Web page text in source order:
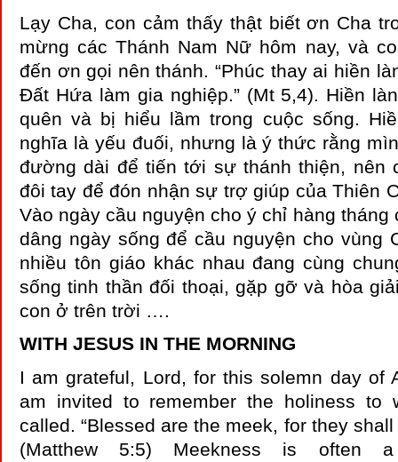
Lạy Cha, con cảm thấy thật biết ơn Cha
mừng các Thánh Nam Nữ hôm nay, và
đến ơn gọi nên thánh. “Phúc thay ai hiền
Đất Hứa làm gia nghiệp.” (Mt 5,4). Hiền
quên và bị hiểu lầm trong cuộc sống.
nghĩa là yếu đuối, nhưng là ý thức rằng
đường dài để tiến tới sự thánh thiện, nên
đôi tay để đón nhận sự trợ giúp của Thiên
Vào ngày cầu nguyện cho ý chỉ hàng tháng
dâng ngày sống để cầu nguyện cho vùng
nhiều tôn giáo khác nhau đang cùng
sống tinh thần đối thoại, gặp gỡ và hòa
con ở trên trời ….
WITH JESUS IN THE MORNING
I am grateful, Lord, for this solemn day of
am invited to remember the holiness to
called. “Blessed are the meek, for they
(Matthew 5:5) Meekness is often